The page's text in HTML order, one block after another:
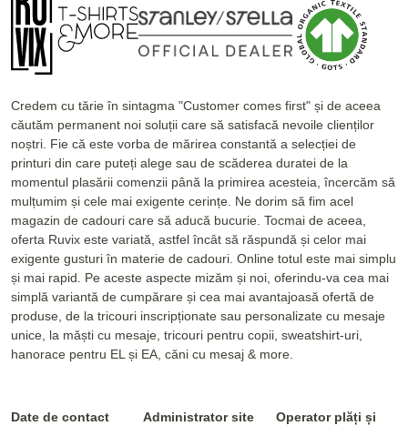
Credem cu tărie în sintagma "Customer comes first" și de aceea
căutăm permanent noi soluții care să satisfacă nevoile clienților
noștri. Fie că este vorba de mărirea constantă a selecției de
printuri din care puteți alege sau de scăderea duratei de la
momentul plasării comenzii până la primirea acesteia, încercăm să
mulțumim și cele mai exigente cerințe. Ne dorim să fim acel
magazin de cadouri care să aducă bucurie. Tocmai de aceea,
oferta Ruvix este variată, astfel încât să răspundă și celor mai
exigente gusturi în materie de cadouri. Online totul este mai simplu
și mai rapid. Pe aceste aspecte mizăm și noi, oferindu-va cea mai
simplă variantă de cumpărare și cea mai avantajoasă ofertă de
produse, de la tricouri inscripționate sau personalizate cu mesaje
unice, la măști cu mesaje, tricouri pentru copii, sweatshirt-uri,
hanorace pentru EL și EA, căni cu mesaj & more.
Date de contact
Administrator site
Operator plăți și